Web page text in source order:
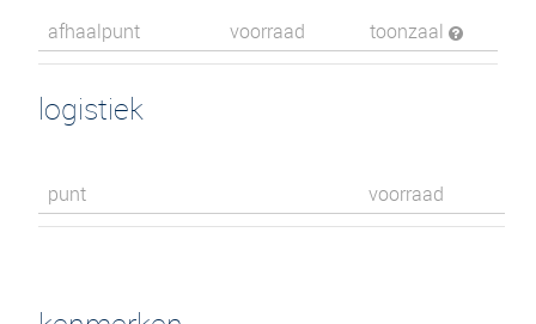
afhaalpunt voorraad toonzaal
logistiek
punt voorraad